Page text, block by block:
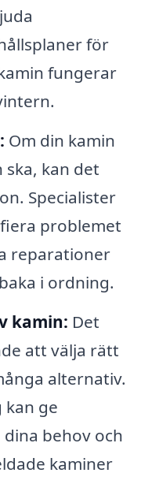
för
fungerar
Om din kamin
kan det
Specialister
problemet
reparationer
i ordning.
kamin: Det
att välja rätt
alternativ.
kan ge
behov och
kaminer